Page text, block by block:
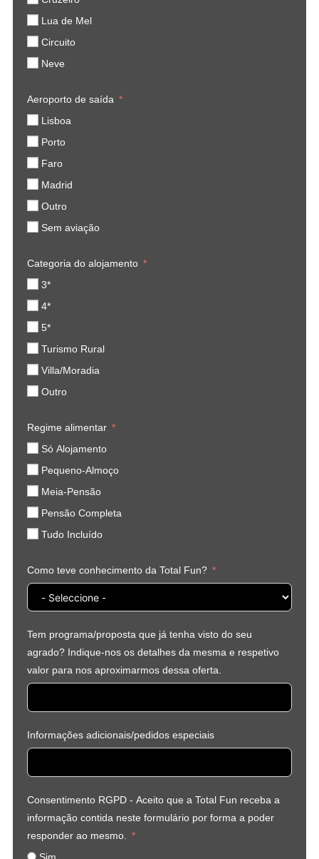
Lua de Mel
Circuito
Neve
Aeroporto de saída
Lisboa
Porto
Faro
Madrid
Outro
Sem aviação
Categoria do alojamento
3*
4*
5*
Turismo Rural
Villa/Moradia
Outro
Regime alimentar
Só Alojamento
Pequeno-Almoço
Meia-Pensão
Pensão Completa
Tudo Incluído
Como teve conhecimento da Total Fun?
Tem programa/proposta que já tenha visto do seu
agrado? Indique-nos os detalhes da mesma e respetivo
valor para nos aproximarmos dessa oferta.
Informações adicionais/pedidos especiais
Consentimento RGPD - Aceito que a Total Fun receba a
informação contida neste formulário por forma a poder
responder ao mesmo.